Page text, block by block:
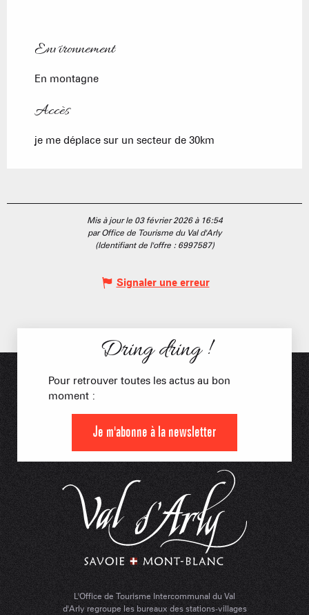
Environnement
Environnement
En montagne
Accès
Accès
je me déplace sur un secteur de 30km
Mis à jour le 03 février 2026 à 16:54
par Office de Tourisme du Val d'Arly
(Identifiant de l'offre : 6997587)
Signaler une erreur
L'Office de Tourisme Intercommunal du Val
d'Arly regroupe les bureaux des stations-villages
Dring dring !
Pour retrouver toutes les actus au bon
moment :
Je m'abonne à la newsletter